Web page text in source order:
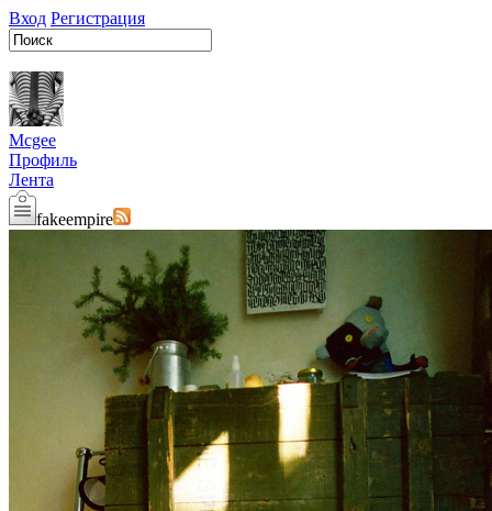
Вход Регистрация
Mcgee
Профиль
Лента
fakeempire